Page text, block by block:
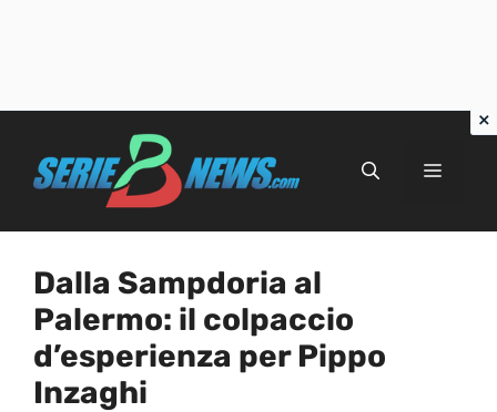
Menu
Dalla Sampdoria al
Palermo: il colpaccio
d’esperienza per Pippo
Inzaghi